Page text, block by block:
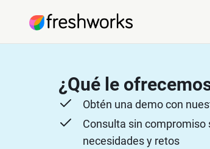
¿Qué le
Obtén una demo con
Consulta sin compromiso
necesidades y retos